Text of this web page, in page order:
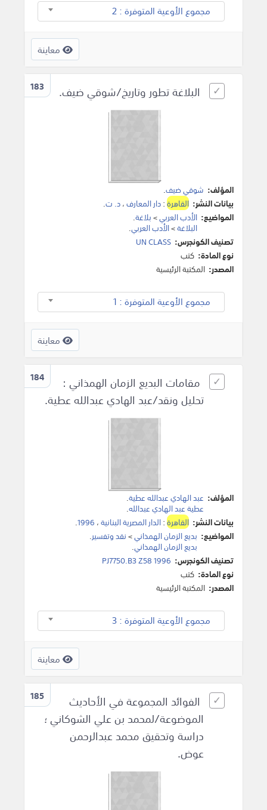
مجموع الأوعية المتوفرة : 2
معاينة
183 البلاغة تطور وتاريخ/شوقي ضيف.
المؤلف: شوقي ضيف.
بيانات النشر: القاهرة:دار المعارف،د. ت.
المواضيع: الأدب العربي>بلاغة.
البلاغة>الأدب العربي.
تصنيف الكونجرس: UN CLASS
نوع المادة: كتب
المصدر: المكتبة الرئيسية
مجموع الأوعية المتوفرة : 1
معاينة
184
مقامات البديع الزمان الهمذاني :
تحليل ونقد/عبد الهادي عبدالله عطية.
المؤلف: عبد الهادي عبدالله عطية.
عطية عبد الهادي عبدالله.
بيانات النشر: القاهرة:الدار المصرية البنانية، 1996
.
المواضيع: بديع الزمان الهمذاني>نقد وتفسير.
بديع الزمان الهمذاني.
تصنيف الكونجرس: PJ7750.B3 Z58 1996
نوع المادة: كتب
المصدر: المكتبة الرئيسية
مجموع الأوعية المتوفرة : 3
معاينة
185
الفوائد المجموعة في الأحاديث
الموضوعة/لمحمد بن علي الشوكاني ؛
دراسة وتحقيق محمد عبدالرحمن
عوض.